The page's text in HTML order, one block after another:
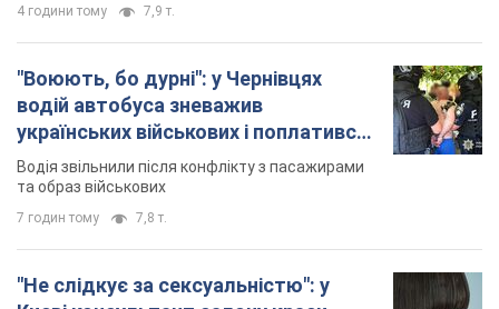
"Не слідкує за сексуальністю": у
Києві консультант салону краси
образив жінку після хімієтерапії,
розгорівся скандал. Фото
зовнішності жінки, сказавши, що вона носить
"чоловічу стрижку"
13 хвилин тому